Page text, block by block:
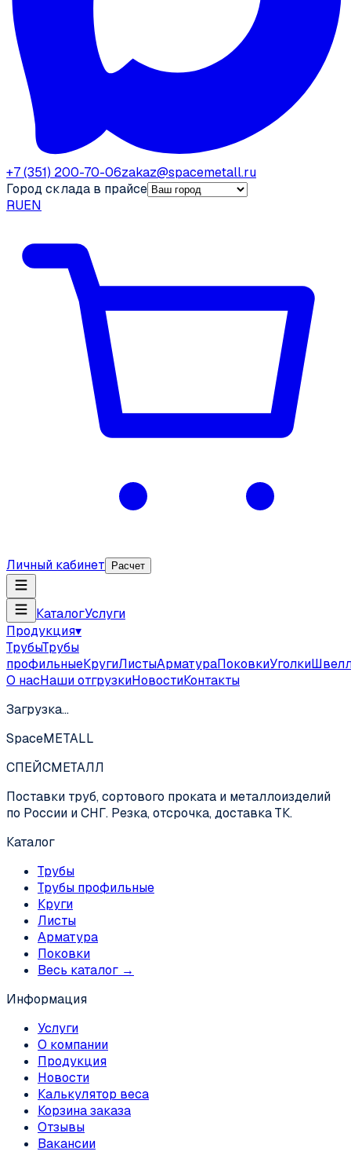
+7 (351) 200-70-06zakaz@spacemetall.ru
Город склада в прайсе
RUEN
Личный кабинет Расчет
КаталогУслуги
Продукция▾
ТрубыТрубы
профильныеКругиЛистыАрматураПоковкиУголки
О насНаши отгрузкиНовостиКонтакты
Загрузка…
SpaceMETALL
СПЕЙСМЕТАЛЛ
Поставки труб, сортового проката и металлоизделий
по России и СНГ. Резка, отсрочка, доставка ТК.
Каталог
Трубы
Трубы профильные
Круги
Листы
Арматура
Поковки
Весь каталог →
Информация
Услуги
О компании
Продукция
Новости
Калькулятор веса
Корзина заказа
Отзывы
Вакансии